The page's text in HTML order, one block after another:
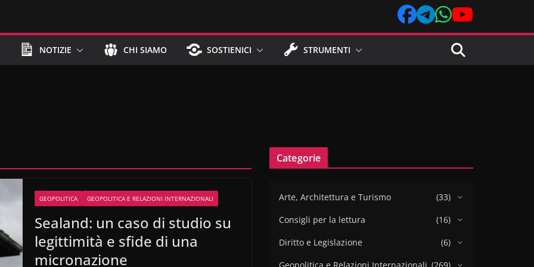
NOTIZIE CHI SIAMO SOSTIENICI STRUMENTI
GEOPOLITICA GEOPOLITICA E RELAZIONI INTERNAZIONALI
Sealand: un caso di studio su
legittimità e sfide di una
micronazione
Categorie
Arte, Architettura e Turismo
(33)
Consigli per la lettura
(16)
Diritto e Legislazione
(6)
Geopolitica e Relazioni Internazionali (269)